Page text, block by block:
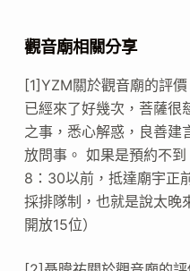
觀音廟相關分享
[1]YZM關於觀音廟的評價
已經來了好幾次，菩薩很
之事，悉心解惑，良善建
放問事。 如果是預約不
8：30以前，抵達廟宇正
採排隊制，也就是說太晚
開放15位）